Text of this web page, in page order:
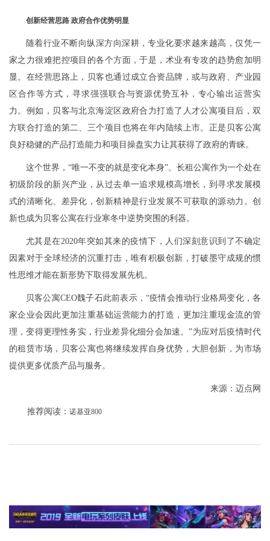
创新经营思路 政府合作优势明显
随着行业不断向纵深方向深耕，专业化要求越来越高，仅凭一
家之力很难把控项目的各个方面，于是，术业有专攻的趋势愈加明
显。在经营思路上，贝客也通过成立合资品牌，或与政府、产业园
区合作等方式，寻求强强联合与资源优势互补，专心输出运营实
力。例如，贝客与北京海淀区政府合力打造了人才公寓项目后，双
方联合打造的第二、三个项目也将在年内陆续上市。正是贝客公寓
良好稳健的产品打造能力和项目操盘实力让其获得了政府的青睐。
这个世界，“唯一不变的就是变化本身”。长租公寓作为一个处在
初级阶段的新兴产业，从过去单一追求规模高增长，到寻求发展模
式的清晰化、差异化，创新精神是行业发展不可获取的源动力。创
新也成为贝客公寓在行业寒冬中逆势突围的利器。
尤其是在2020年突如其来的疫情下，人们深刻意识到了不确定
因素对于全球经济的沉重打击，唯有积极创新，打破墨守成规的惯
性思维才能在新形势下取得发展先机。
贝客公寓CEO魏子石此前表示，“疫情会推动行业格局变化，各
家企业会因此更加注重基础运营能力的打造，更加注重现金流的管
理，变得更理性务实，行业差异化细分会加速。”为应对后疫情时代
的租赁市场，贝客公寓也将继续发挥自身优势，大胆创新，为市场
提供更多优质产品与服务。
来源：迈点网
推荐阅读： 诺基亚800